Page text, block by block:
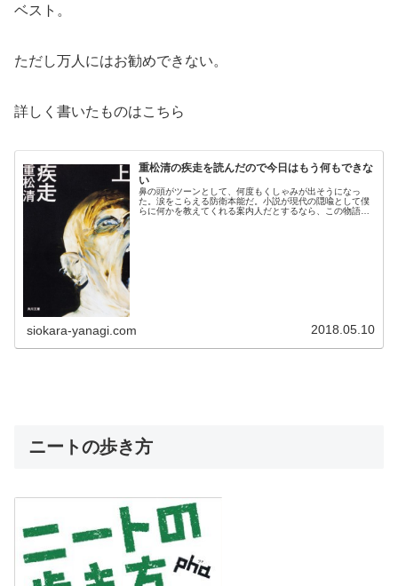
ベスト。
ただし万人にはお勧めできない。
詳しく書いたものはこちら
重松清の疾走を読んだので今日はもう何もできな
い
鼻の頭がツーンとして、何度もくしゃみが出そうになっ
た。涙をこらえる防衛本能だ。小説が現代の隠喩として僕
らに何かを教えてくれる案内人だとするなら、この物語の
siokara-yanagi.com 2018.05.10
ニートの歩き方